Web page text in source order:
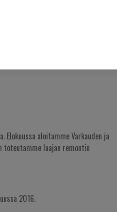
Elokuussa aloitamme Varkauden ja
toteutamme laajan remontin
2016.